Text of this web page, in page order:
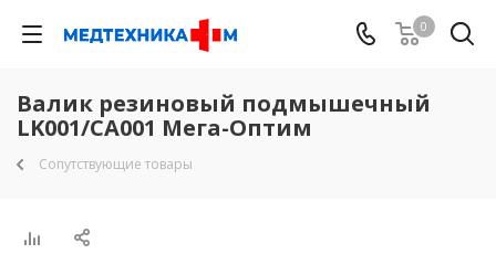
0
Валик резиновый подмышечный
LK001/CA001 Мега-Оптим
Сопутствующие товары